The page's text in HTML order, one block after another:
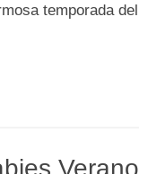
temporada del
Verano